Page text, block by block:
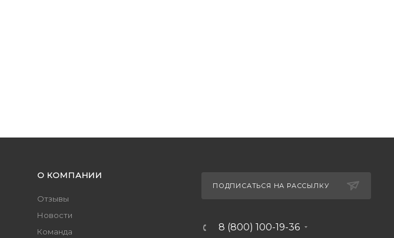
О КОМПАНИИ
Отзывы
Новости
Команда
ПОДПИСАТЬСЯ НА РАССЫЛКУ
8 (800) 100-19-36